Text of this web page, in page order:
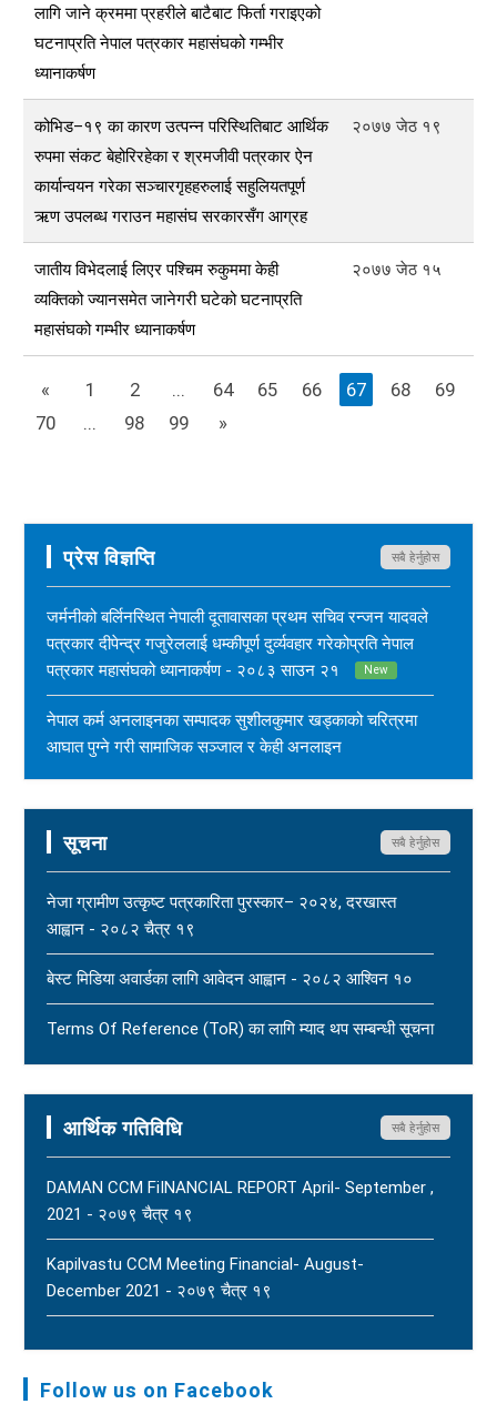
लागि जाने क्रममा प्रहरीले बाटैबाट फिर्ता गराइएको
घटनाप्रति नेपाल पत्रकार महासंघको गम्भीर
ध्यानाकर्षण
कोभिड–१९ का कारण उत्पन्न परिस्थितिबाट आर्थिक
रुपमा संकट बेहोरिरहेका र श्रमजीवी पत्रकार ऐन
कार्यान्वयन गरेका सञ्चारगृहहरुलाई सहुलियतपूर्ण
ऋण उपलब्ध गराउन महासंघ सरकारसँग आग्रह
२०७७ जेठ १९
जातीय विभेदलाई लिएर पश्चिम रुकुममा केही
व्यक्तिको ज्यानसमेत जानेगरी घटेको घटनाप्रति
महासंघको गम्भीर ध्यानाकर्षण
२०७७ जेठ १५
« 1 2 ... 64 65 66 67 68
69
70
... 98 99 »
प्रेस विज्ञप्ति सबै हेर्नुहोस
जर्मनीको बर्लिनस्थित नेपाली दूतावासका प्रथम सचिव रन्जन यादवले
पत्रकार दीपेन्द्र गजुरेललाई धम्कीपूर्ण दुर्व्यवहार गरेकोप्रति नेपाल
पत्रकार महासंघको ध्यानाकर्षण - २०८३ साउन २१
New
नेपाल कर्म अनलाइनका सम्पादक सुशीलकुमार खड्काको चरित्रमा
आघात पुग्ने गरी सामाजिक सञ्जाल र केही अनलाइन
महासंघ बैतडी शाखाका अध्यक्ष नरिदत्त बडुलाई पितृशोक परेको दुःखद्
खबरले नेपाल पत्रकार महासंघ स्तब्ध र दुःखी - २०८३ साउन १७
New
धार्मिक सहिष्णुता, सामाजिक सद्भाव र शान्ति कायम राख्न नेपाल
पत्रकार महासंघको आग्रह - २०८३ साउन १५
New
सूचना सबै हेर्नुहोस
नेजा ग्रामीण उत्कृष्ट पत्रकारिता पुरस्कार– २०२४, दरखास्त
आह्वान - २०८२ चैत्र १९
बेस्ट मिडिया अवार्डका लागि आवेदन आह्वान - २०८२ आश्विन १०
Terms Of Reference (ToR) का लागि म्याद थप सम्बन्धी सूचना
आर्थिक गतिविधि सबै हेर्नुहोस
DAMAN CCM FiINANCIAL REPORT April- September ,
2021 - २०७९ चैत्र १९
Kapilvastu CCM Meeting Financial- August-
December 2021 - २०७९ चैत्र १९
Follow us on Facebook